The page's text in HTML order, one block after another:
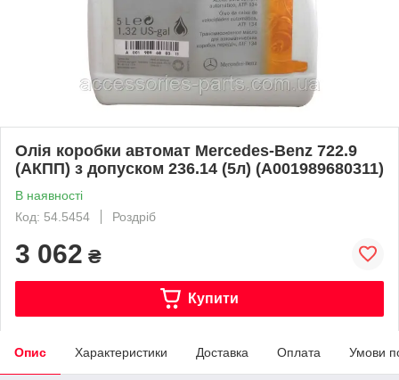
Олія коробки автомат Mercedes-Benz 722.9
(АКПП) з допуском 236.14 (5л) (A001989680311)
В наявності
Код: 54.5454
Роздріб
3 062 ₴
Купити
Опис Характеристики Доставка Оплата Умови